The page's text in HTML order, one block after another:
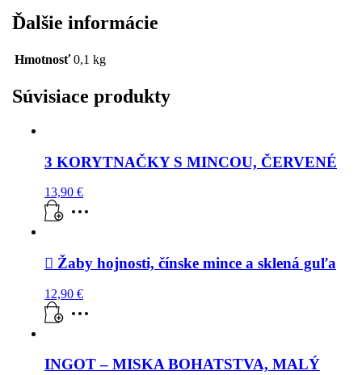
Ďalšie informácie
Hmotnosť 0,1 kg
Súvisiace produkty
3 KORYTNAČKY S MINCOU, ČERVENÉ
13,90 €
 Žaby hojnosti, čínske mince a sklená guľa
12,90 €
INGOT – MISKA BOHATSTVA, MALÝ